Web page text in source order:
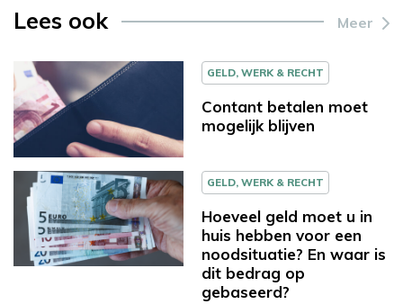
Lees ook Meer
GELD, WERK & RECHT
Contant betalen moet
mogelijk blijven
GELD, WERK & RECHT
Hoeveel geld moet u in
huis hebben voor een
noodsituatie? En waar is
dit bedrag op
gebaseerd?